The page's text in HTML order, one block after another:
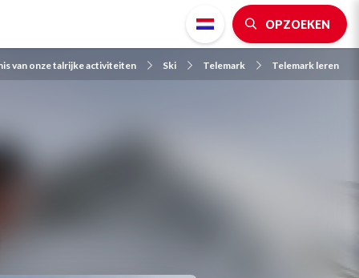
OPZOEKEN
van onze talrijke activiteiten Ski Telemark Telemark leren